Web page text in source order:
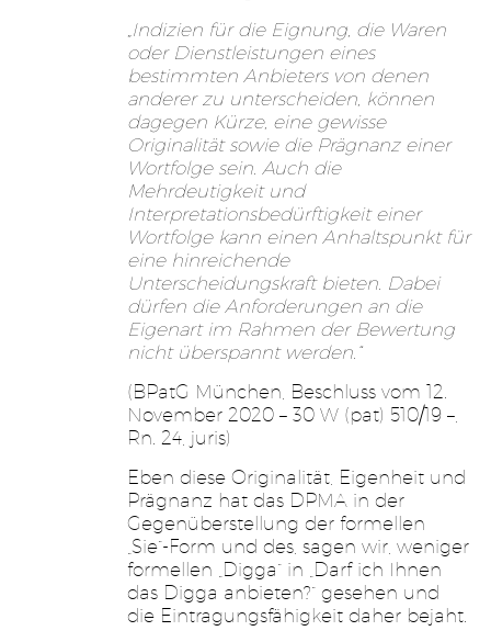
„Indizien für die Eignung, die Waren
oder Dienstleistungen eines
bestimmten Anbieters von denen
anderer zu unterscheiden, können
dagegen Kürze, eine gewisse
Originalität sowie die Prägnanz einer
Wortfolge sein. Auch die
Mehrdeutigkeit und
Interpretationsbedürftigkeit einer
Wortfolge kann einen Anhaltspunkt für
eine hinreichende
Unterscheidungskraft bieten. Dabei
dürfen die Anforderungen an die
Eigenart im Rahmen der Bewertung
nicht überspannt werden.“
(BPatG München, Beschluss vom 12.
November 2020 – 30 W (pat) 510/19 –,
Rn. 24, juris)
Eben diese Originalität, Eigenheit und
Prägnanz hat das DPMA in der
Gegenüberstellung der formellen
„Sie“-Form und des, sagen wir, weniger
formellen „Digga“ in „Darf ich Ihnen
das Digga anbieten?“ gesehen und
die Eintragungsfähigkeit daher bejaht.